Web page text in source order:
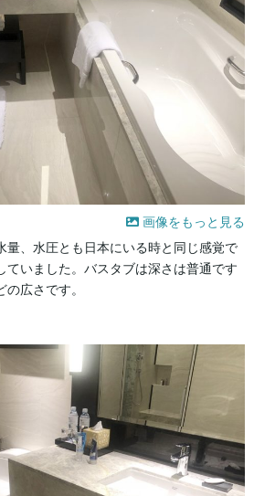
画像をもっと見る
量、水圧とも日本にいる時と同じ感覚で
ていました。バスタブは深さは普通です
広さです。